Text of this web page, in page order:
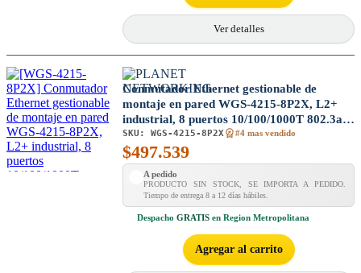
Ver detalles
Conmutador Ethernet gestionable de
montaje en pared WGS-4215-8P2X, L2+
industrial, 8 puertos 10/100/1000T 802.3at
PoE + 2 puertos 10G SFP+
SKU: WGS-4215-8P2X #4 mas vendido
$497.539
A pedido
PRODUCTO SIN STOCK, SE IMPORTA A PEDIDO.
Tiempo de entrega 8 a 12 días hábiles.
Despacho GRATIS en Region Metropolitana
Agregar al carrito